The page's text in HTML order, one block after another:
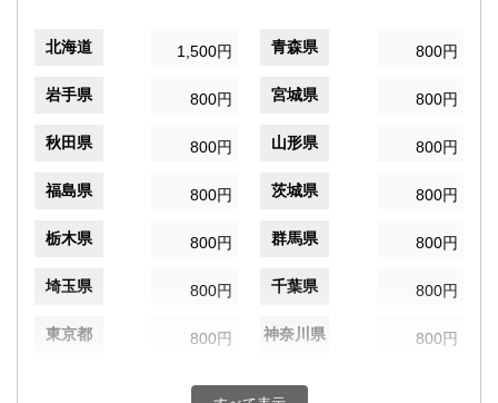
北海道 1,500円 青森県 800円
岩手県 800円 宮城県 800円
秋田県 800円 山形県 800円
福島県 800円 茨城県 800円
栃木県 800円 群馬県 800円
埼玉県 800円 千葉県 800円
東京都 800円 神奈川県 800円
800円 富山県